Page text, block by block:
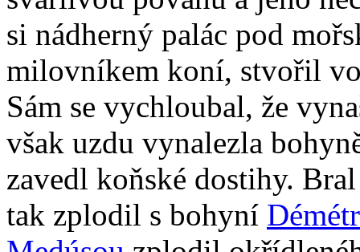
si nádherný palác pod
milovníkem koní, stvořil
Sám se vychloubal, že
však uzdu vynalezla
zavedl koňské dostihy.
tak zplodil s bohyní